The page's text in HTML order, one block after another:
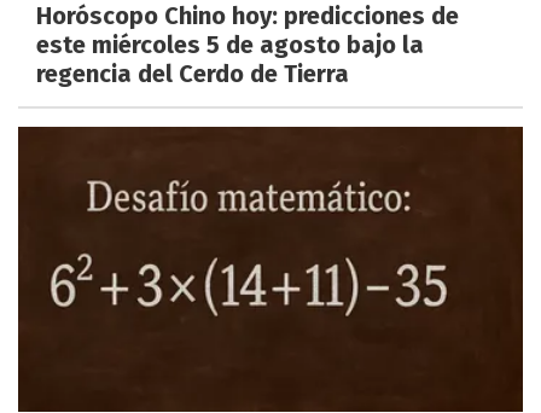
Horóscopo Chino hoy: predicciones de
este miércoles 5 de agosto bajo la
regencia del Cerdo de Tierra